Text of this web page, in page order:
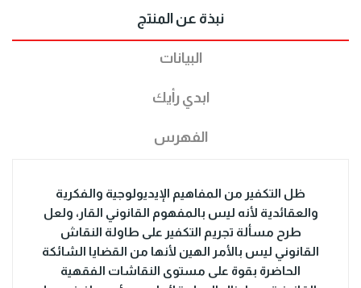
نبذة عن المنتج
البيانات
ابدي رأيك
الفهرس
ظل التكفير من المفاهيم الإيديولوجية والفكرية
والعقائدية لأنه ليس بالمفهوم القانوني القار، ولعل
طرح مسألة تجريم التكفير على طاولة النقاش
القانوني ليس بالأمر الهين لأنها من القضايا الشائكة
الحاضرة بقوة على مستوى النقاشات الفقهية